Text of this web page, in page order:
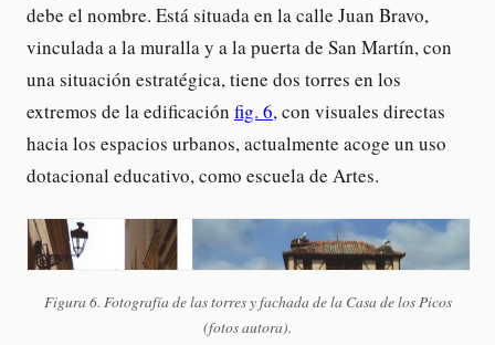
debe el nombre. Está situada en la calle Juan Bravo,
vinculada a la muralla y a la puerta de San Martín, con
una situación estratégica, tiene dos torres en los
extremos de la edificación fig. 6, con visuales directas
hacia los espacios urbanos, actualmente acoge un uso
dotacional educativo, como escuela de Artes.
Figura 6. Fotografía de las torres y fachada de la Casa de los Picos
(fotos autora).